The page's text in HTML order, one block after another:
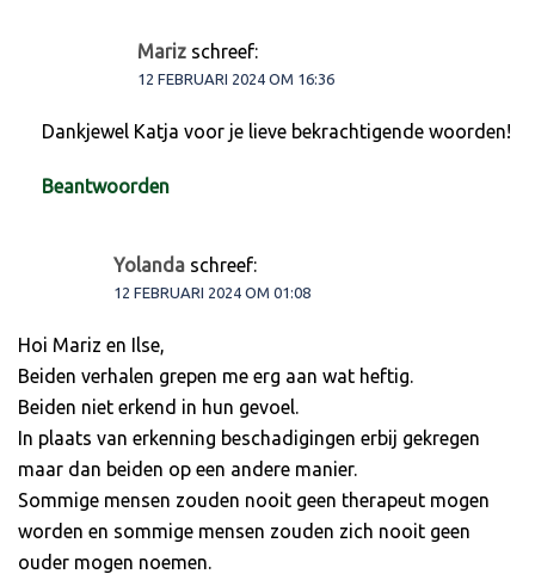
Mariz schreef:
12 FEBRUARI 2024 OM 16:36
Dankjewel Katja voor je lieve bekrachtigende woorden!
Beantwoorden
Yolanda schreef:
12 FEBRUARI 2024 OM 01:08
Hoi Mariz en Ilse,
Beiden verhalen grepen me erg aan wat heftig.
Beiden niet erkend in hun gevoel.
In plaats van erkenning beschadigingen erbij gekregen
maar dan beiden op een andere manier.
Sommige mensen zouden nooit geen therapeut mogen
worden en sommige mensen zouden zich nooit geen
ouder mogen noemen.